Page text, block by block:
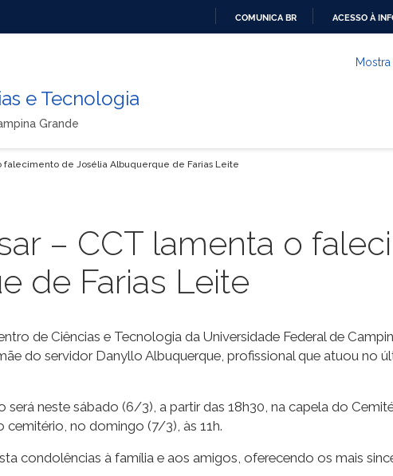
COMUNICA BR ACESSO À
e Tecnologia
Grande
falecimento de Josélia Albuquerque de Farias Leite
– CCT lamenta o
de Farias Leite
de Ciências e Tecnologia da Universidade Federal de
do servidor Danyllo Albuquerque, profissional que atuou no
neste sábado (6/3), a partir das 18h30, na capela do
no domingo (7/3), às 11h.
condolências à família e aos amigos, oferecendo os mais